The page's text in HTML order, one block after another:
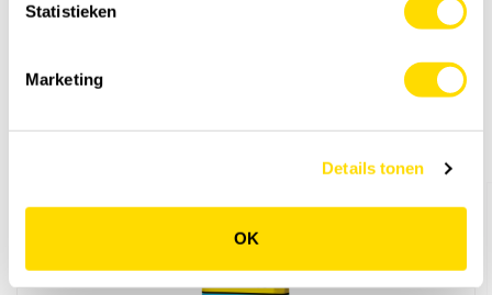
Statistieken
Marketing
Details tonen
OK
Feedback
Anderen kochten ook